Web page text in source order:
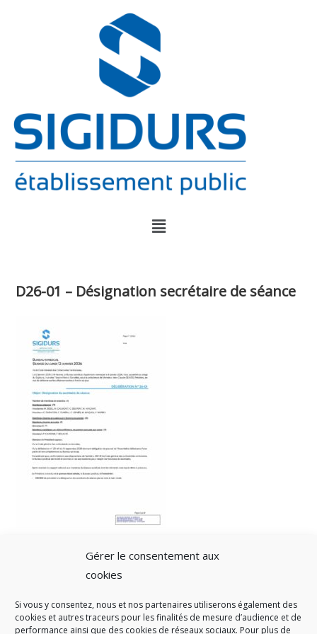
Gérer le consentement aux
cookies
Si vous y consentez, nous et nos partenaires utiliserons également des
cookies et autres traceurs pour les finalités de mesure d’audience et de
performance ainsi que des cookies de réseaux sociaux. Pour plus de
D26-01 – Désignation secrétaire de séance
A SAVOIR